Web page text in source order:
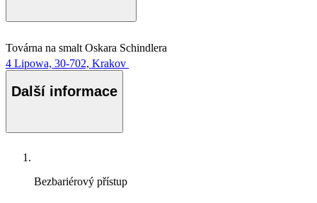
Továrna na smalt Oskara Schindlera
4 Lipowa, 30-702, Krakov
Další informace
Bezbariérový přístup